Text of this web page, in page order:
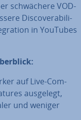
schwä­che­re VOD-
Dis­co­vera­bi­li­
in YouTubes
auf Live-Com­
ausgelegt,
und weniger